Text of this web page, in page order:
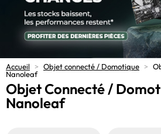
Accueil > Objet connecté / Domotique >
Nanoleaf
Objet Connecté /
Nanoleaf